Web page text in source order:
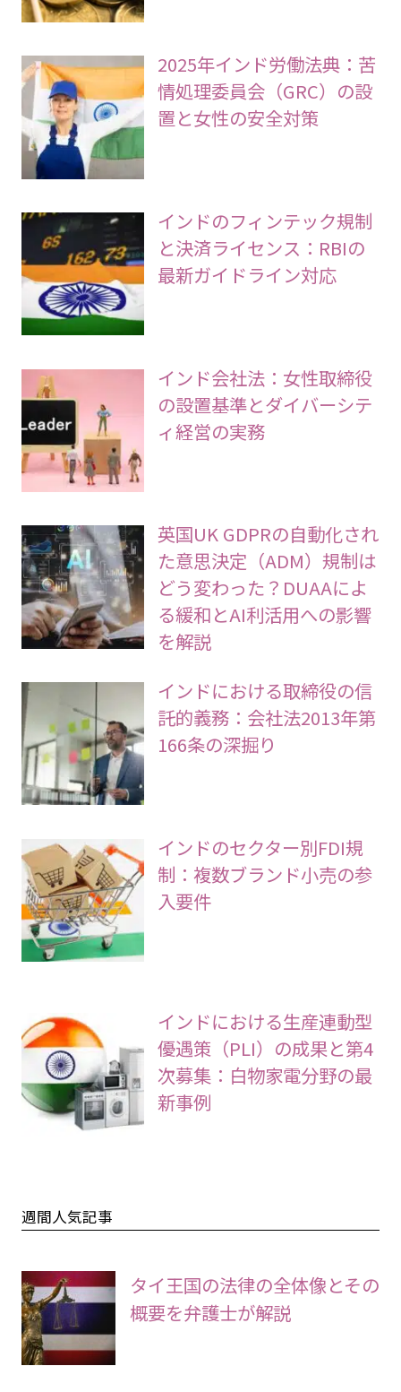
2025年インド労働法典：苦
情処理委員会（GRC）の設
置と女性の安全対策
インドのフィンテック規制
と決済ライセンス：RBIの
最新ガイドライン対応
インド会社法：女性取締役
の設置基準とダイバーシテ
ィ経営の実務
英国UK GDPRの自動化され
た意思決定（ADM）規制は
どう変わった？DUAAによ
る緩和とAI利活用への影響
を解説
インドにおける取締役の信
託的義務：会社法2013年第
166条の深掘り
インドのセクター別FDI規
制：複数ブランド小売の参
入要件
インドにおける生産連動型
優遇策（PLI）の成果と第4
次募集：白物家電分野の最
新事例
週間人気記事
タイ王国の法律の全体像とその
概要を弁護士が解説